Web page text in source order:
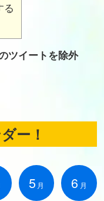
る
ツイートを除外
ー！
5 月 6 月